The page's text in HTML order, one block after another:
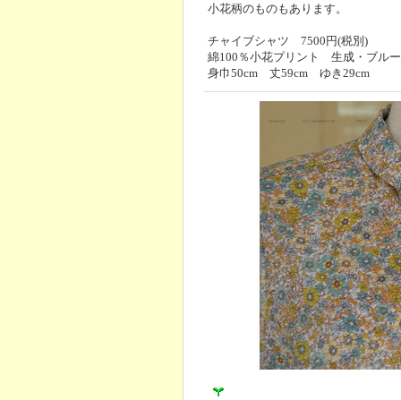
小花柄のものもあります。
チャイブシャツ 7500円(税別)
綿100％小花プリント 生成・ブルー
身巾50cm 丈59cm ゆき29cm